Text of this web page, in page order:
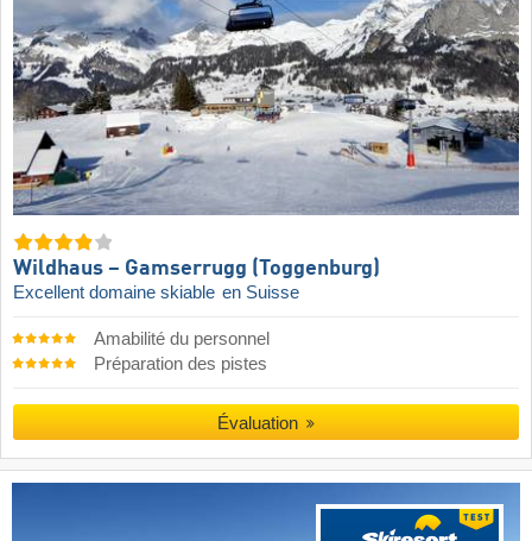
Wildhaus – Gamserrugg (Toggenburg)
Excellent domaine skiable en Suisse
Amabilité du personnel
Préparation des pistes
Évaluation